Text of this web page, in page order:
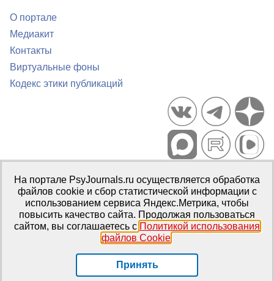
О портале
Медиакит
Контакты
Виртуальные фоны
Кодекс этики публикаций
Портал психологических изданий PsyJournals.ru, 2007–2026
Правила использования материалов
Свидетельство регистрации СМИЭл № ФС77-66447 от 14 июля
2016 г.
Издатель: ФГБОУ ВО МГППУ
На портале PsyJournals.ru осуществляется обработка
файлов cookie и сбор статистической информации с
использованием сервиса Яндекс.Метрика, чтобы
повысить качество сайта. Продолжая пользоваться
сайтом, вы соглашаетесь с Политикой использования
файлов Cookie.
Принять